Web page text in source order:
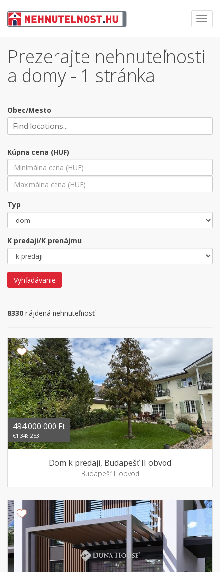
Prezerajte nehnuteľnosti
a domy - 1 stránka
Obec/Mesto
Kúpna cena (HUF)
Typ
K predaji/K prenájmu
Vyhľadávanie
8330 nájdená nehnuteľnosť
494 000 000 Ft
€1 348 253
Dom k predaji, Budapešť II obvod
Budapešť II obvod